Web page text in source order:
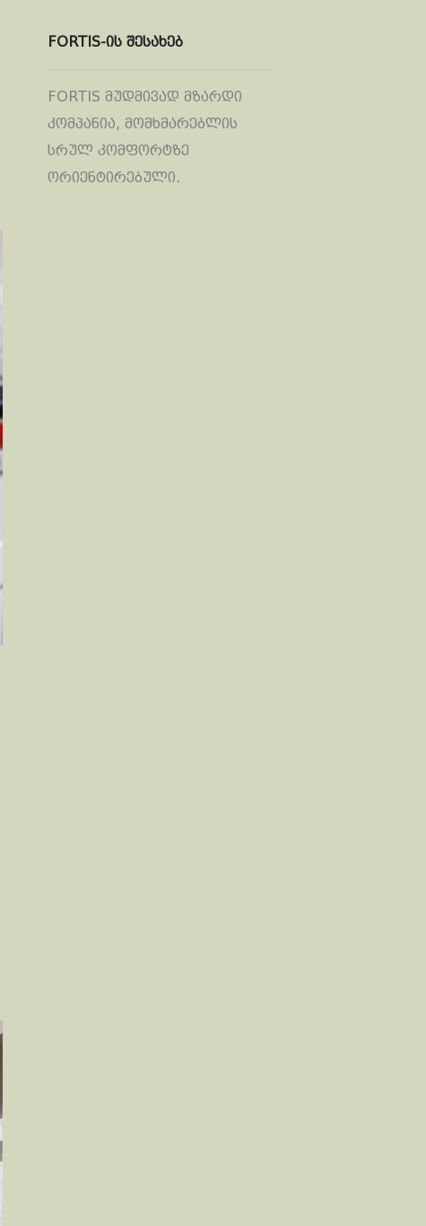
FORTIS-ის შესახებ
FORTIS მუდმივად მზარდი
კომპანია, მომხმარებლის
სრულ კომფორტზე
ორიენტირებული.